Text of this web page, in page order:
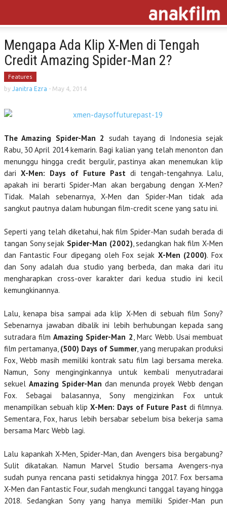
Mengapa Ada Klip X-Men di Tengah
Credit Amazing Spider-Man 2?
Features
by Janitra Ezra - May 4, 2014
The Amazing Spider-Man 2 sudah tayang di Indonesia sejak
Rabu, 30 April 2014 kemarin. Bagi kalian yang telah menonton dan
menunggu hingga credit bergulir, pastinya akan menemukan klip
dari X-Men: Days of Future Past di tengah-tengahnya. Lalu,
apakah ini berarti Spider-Man akan bergabung dengan X-Men?
Tidak. Malah sebenarnya, X-Men dan Spider-Man tidak ada
sangkut pautnya dalam hubungan film-credit scene yang satu ini.
Seperti yang telah diketahui, hak film Spider-Man sudah berada di
tangan Sony sejak Spider-Man (2002), sedangkan hak film X-Men
dan Fantastic Four dipegang oleh Fox sejak X-Men (2000). Fox
dan Sony adalah dua studio yang berbeda, dan maka dari itu
mengharapkan cross-over karakter dari kedua studio ini kecil
kemungkinannya.
Lalu, kenapa bisa sampai ada klip X-Men di sebuah film Sony?
Sebenarnya jawaban dibalik ini lebih berhubungan kepada sang
sutradara filmAmazing Spider-Man 2, Marc Webb. Usai membuat
film pertamanya, (500) Days of Summer, yang merupakan produksi
Fox, Webb masih memiliki kontrak satu film lagi bersama mereka.
Namun, Sony menginginkannya untuk kembali menyutradarai
sekuel Amazing Spider-Man dan menunda proyek Webb dengan
Fox. Sebagai balasannya, Sony mengizinkan Fox untuk
menampilkan sebuah klip X-Men: Days of Future Past di filmnya.
Sementara, Fox, harus lebih bersabar sebelum bisa bekerja sama
bersama Marc Webb lagi.
Lalu kapankah X-Men, Spider-Man, dan Avengers bisa bergabung?
Sulit dikatakan. Namun Marvel Studio bersama Avengers-nya
sudah punya rencana pasti setidaknya hingga 2017. Fox bersama
X-Men dan Fantastic Four, sudah mengkunci tanggal tayang hingga
2018. Sedangkan Sony yang hanya memiliki Spider-Man pun